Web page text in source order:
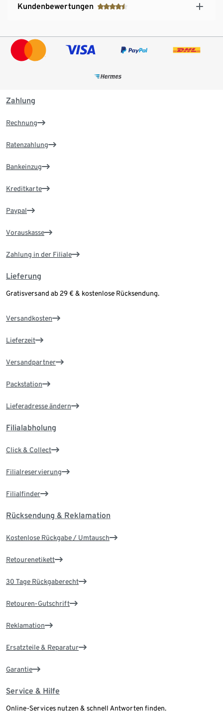
Kundenbewertungen
Zahlung
Rechnung
Ratenzahlung
Bankeinzug
Kreditkarte
Paypal
Vorauskasse
Zahlung in der Filiale
Lieferung
Gratisversand ab 29 € & kostenlose Rücksendung.
Versandkosten
Lieferzeit
Versandpartner
Packstation
Lieferadresse ändern
Filialabholung
Click & Collect
Filialreservierung
Filialfinder
Rücksendung & Reklamation
Kostenlose Rückgabe / Umtausch
Retourenetikett
30 Tage Rückgaberecht
Retouren-Gutschrift
Reklamation
Ersatzteile & Reparatur
Garantie
Service & Hilfe
Online-Services nutzen & schnell Antworten finden.